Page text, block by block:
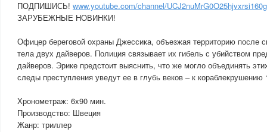
ПОДПИШИСЬ! www.youtube.com/channel/UCJ2nuMrG0O25hjvxrsi160g
ЗАРУБЕЖНЫЕ НОВИНКИ!
Офицер береговой охраны Джессика, объезжая территорию после
тела двух дайверов. Полиция связывает их гибель с убийством
дайверов. Эрике предстоит выяснить, что же могло объединять
следы преступления уведут ее в глубь веков – к кораблекрушению
Хронометраж: 6x90 мин.
Производство: Швеция
Жанр: триллер